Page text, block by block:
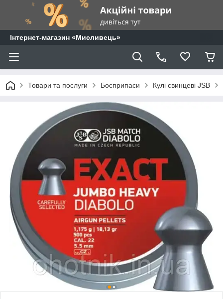
⁨Інтернет-магазин «Мисливець»
Товари та послуги Боєприпаси Кулі свинцеві JSB